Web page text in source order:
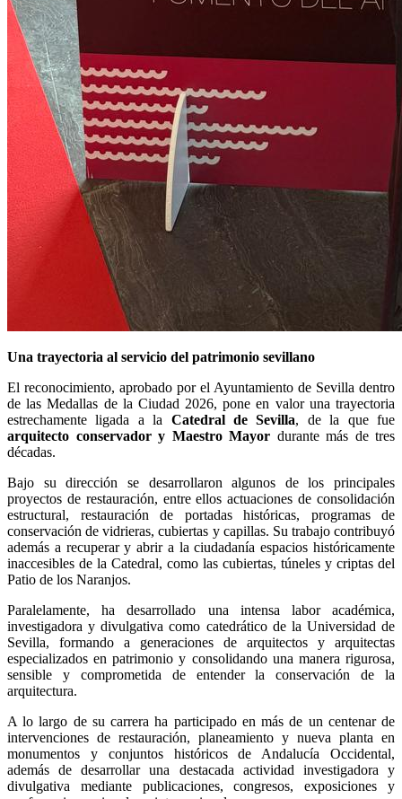
Una trayectoria al servicio del patrimonio sevillano
El reconocimiento, aprobado por el Ayuntamiento de Sevilla dentro
de las Medallas de la Ciudad 2026, pone en valor una trayectoria
estrechamente ligada a la Catedral de Sevilla, de la que fue
arquitecto conservador y Maestro Mayor durante más de tres
décadas.
Bajo su dirección se desarrollaron algunos de los principales
proyectos de restauración, entre ellos actuaciones de consolidación
estructural, restauración de portadas históricas, programas de
conservación de vidrieras, cubiertas y capillas. Su trabajo contribuyó
además a recuperar y abrir a la ciudadanía espacios históricamente
inaccesibles de la Catedral, como las cubiertas, túneles y criptas del
Patio de los Naranjos.
Paralelamente, ha desarrollado una intensa labor académica,
investigadora y divulgativa como catedrático de la Universidad de
Sevilla, formando a generaciones de arquitectos y arquitectas
especializados en patrimonio y consolidando una manera rigurosa,
sensible y comprometida de entender la conservación de la
arquitectura.
A lo largo de su carrera ha participado en más de un centenar de
intervenciones de restauración, planeamiento y nueva planta en
monumentos y conjuntos históricos de Andalucía Occidental,
además de desarrollar una destacada actividad investigadora y
divulgativa mediante publicaciones, congresos, exposiciones y